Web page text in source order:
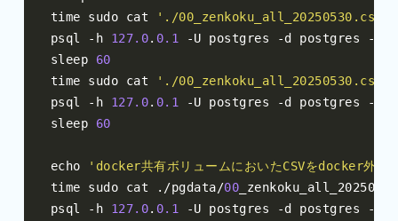
time sudo cat
'./00_zenkoku_all_20250530.csv'
psql
- h 127.0. 0.1 -U postgres -d postgres -
sleep 60
time sudo cat
'./00_zenkoku_all_20250530.csv'
psql
- h 127.0. 0.1 -U postgres -d postgres -
sleep 60
echo
'docker共有ボリュームにおいたCSVをdocker外
time sudo cat
./pgdata/00 _zenkoku_all_20250530
psql
- h 127.0. 0.1 -U postgres -d postgres -